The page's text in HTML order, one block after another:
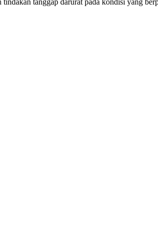
tindakan tanggap darurat pada kondisi yang